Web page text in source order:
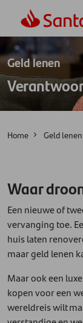
Geld lenen
Home Geld lenen
Waar
Een nieuwe of
vervanging toe.
huis laten
maar geld lenen
Maar ook een
kopen voor een
wereldreis wilt